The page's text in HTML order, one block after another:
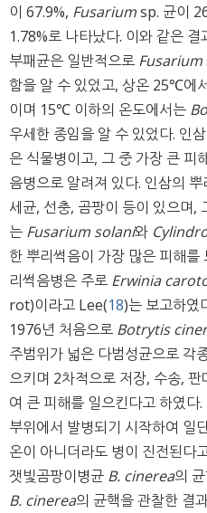
이 67.9%, Fusariumsp. 균이
1.78%로 나타났다. 이와 같은
부패균은 일반적으로 Fusarium
함을 알 수 있었고, 상온 25℃에
이며 15℃ 이하의 온도에서는
우세한 종임을 알 수 있었다. 인
은 식물병이고, 그 중 가장 큰 피
음병으로 알려져 있다. 인삼의
세균, 선충, 곰팡이 등이 있으며,
는 Fusarium solani와
한 뿌리썩음이 가장 많은 피해를
리썩음병은 주로 Erwinia
rot)이라고 Lee(18)는 보고하였
1976년 처음으로 Botrytis
주범위가 넓은 다범성균으로 각
으키며 2차적으로 저장, 수송,
여 큰 피해를 일으킨다고 하였다
부위에서 발병되기 시작하여 일
온이 아니더라도 병이 진전된다
잿빛곰팡이병균 B. cinerea의
B. cinerea의 균핵을 관찰한 결